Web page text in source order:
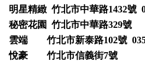
明星精緻 竹北市中華路1432號
秘密花園 竹北市中華路329
雲端 竹北市新泰路102號
悅豪 竹北市信義街7號